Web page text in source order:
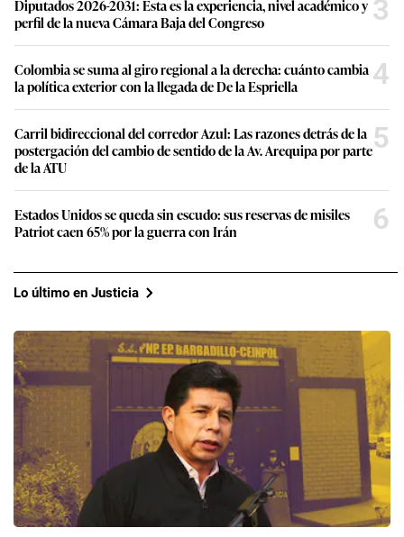
Diputados 2026-2031: Esta es la experiencia, nivel académico y
perfil de la nueva Cámara Baja del Congreso
3
Colombia se suma al giro regional a la derecha: cuánto cambia
la política exterior con la llegada de De la Espriella
4
Carril bidireccional del corredor Azul: Las razones detrás de la
postergación del cambio de sentido de la Av. Arequipa por parte
de la ATU
5
Estados Unidos se queda sin escudo: sus reservas de misiles
Patriot caen 65% por la guerra con Irán
6
Lo último en Justicia